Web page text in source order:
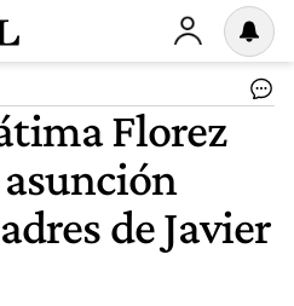
Florez
de Javier